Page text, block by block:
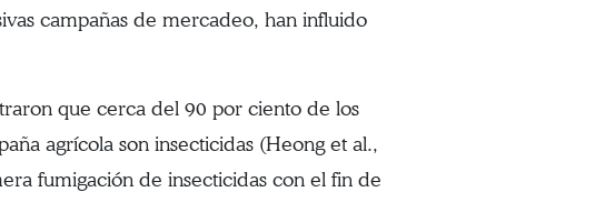
campañas de mercadeo, han influido
que cerca del 90 por ciento de los
agrícola son insecticidas (Heong et al.,
fumigación de insecticidas con el fin de